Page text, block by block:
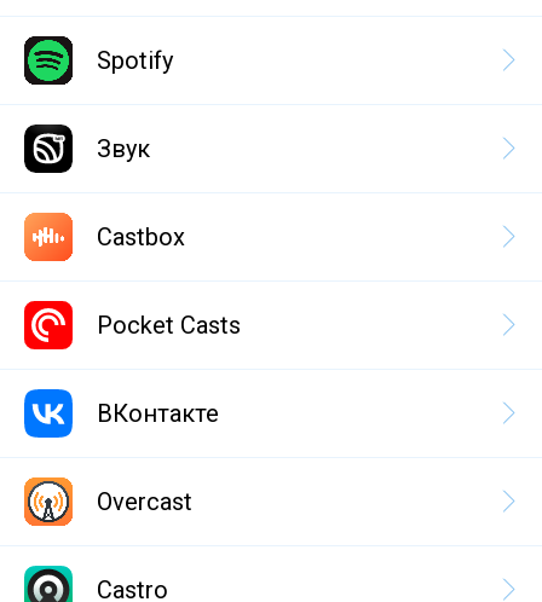
Spotify
Звук
Castbox
Pocket Casts
ВКонтакте
Overcast
Castro